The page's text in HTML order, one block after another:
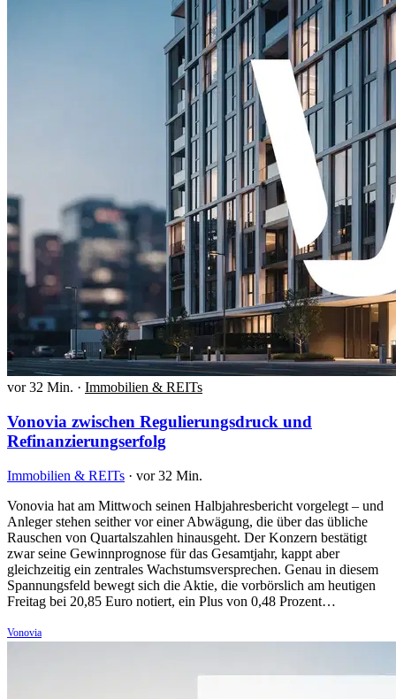
vor 32 Min. · Immobilien & REITs
Vonovia zwischen Regulierungsdruck und
Refinanzierungserfolg
Immobilien & REITs · vor 32 Min.
Vonovia hat am Mittwoch seinen Halbjahresbericht vorgelegt – und
Anleger stehen seither vor einer Abwägung, die über das übliche
Rauschen von Quartalszahlen hinausgeht. Der Konzern bestätigt
zwar seine Gewinnprognose für das Gesamtjahr, kappt aber
gleichzeitig ein zentrales Wachstumsversprechen. Genau in diesem
Spannungsfeld bewegt sich die Aktie, die vorbörslich am heutigen
Freitag bei 20,85 Euro notiert, ein Plus von 0,48 Prozent…
Vonovia